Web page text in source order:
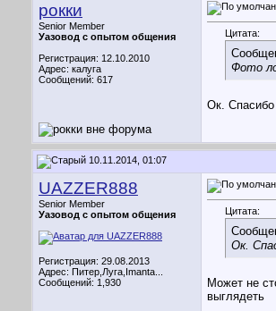
рокки
Senior Member
Уазовод с опытом общения
Регистрация: 12.10.2010
Адрес: калуга
Сообщений: 617
Цитата:
Фото
Ок.
10.11.2014, 01:07
UAZZER888
Senior Member
Уазовод с опытом общения
Регистрация: 29.08.2013
Адрес: Питер,Луга,Imanta...
Сообщений: 1,930
Цитата:
Ок.
Может не
выглядеть